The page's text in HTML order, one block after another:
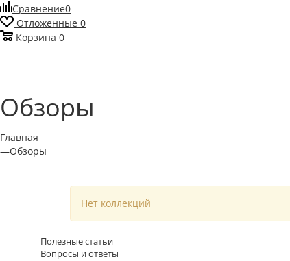
Сравнение0
Отложенные 0
Корзина 0
Обзоры
Главная
—Обзоры
Нет коллекций
Полезные статьи
Вопросы и ответы